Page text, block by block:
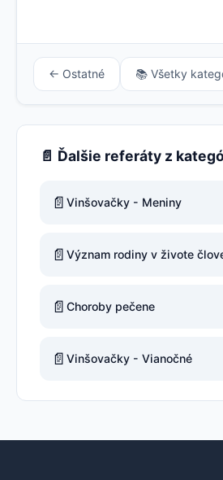
← Ostatné 📚 Všetky
📄 Ďalšie referáty z
📄 Vinšovačky - Meniny
📄 Význam rodiny v živote
📄 Choroby pečene
📄 Vinšovačky - Vianočné